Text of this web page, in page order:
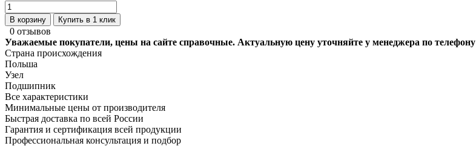
В корзину Купить в 1 клик
0 отзывов
Уважаемые покупатели, цены на сайте справочные. Актуальную цену уточняйте у менеджера по телефону
Страна происхождения
Польша
Узел
Подшипник
Все характеристики
Минимальные цены от производителя
Быстрая доставка по всей России
Гарантия и сертификация всей продукции
Профессиональная консультация и подбор